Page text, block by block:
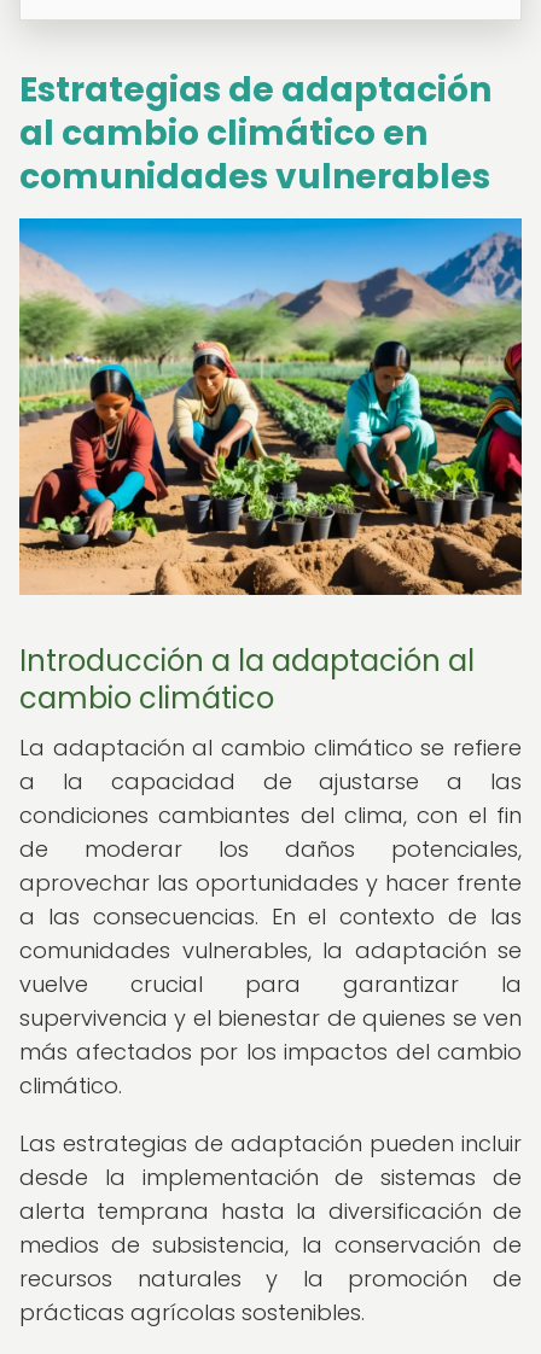
Estrategias de adaptación
al cambio climático en
comunidades vulnerables
Introducción a la adaptación al
cambio climático
La adaptación al cambio climático se refiere
a la capacidad de ajustarse a las
condiciones cambiantes del clima, con el fin
de moderar los daños potenciales,
aprovechar las oportunidades y hacer frente
a las consecuencias. En el contexto de las
comunidades vulnerables, la adaptación se
vuelve crucial para garantizar la
supervivencia y el bienestar de quienes se ven
más afectados por los impactos del cambio
climático.
Las estrategias de adaptación pueden incluir
desde la implementación de sistemas de
alerta temprana hasta la diversificación de
medios de subsistencia, la conservación de
recursos naturales y la promoción de
prácticas agrícolas sostenibles.